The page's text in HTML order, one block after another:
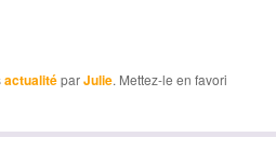
actualitéparJulie. Mettez-le en favori